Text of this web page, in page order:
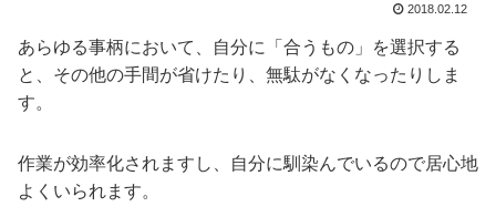
2018.02.12
あらゆる事柄において、自分に「合うもの」を選択する
と、その他の手間が省けたり、無駄がなくなったりしま
す。
作業が効率化されますし、自分に馴染んでいるので居心地
よくいられます。